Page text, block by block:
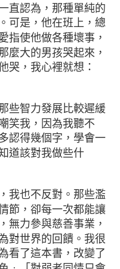
直認為，那種單純的
可是，他在班上，總
指使他做各種壞事，
麼大的男孩哭起來，
哭，我心裡就想：
些智力發展比較遲緩
笑我，因為我聽不
認得幾個字，學會一
道該對我做些什
我也不反對。那些濫
節，卻每一次都能讓
無力參與慈善事業，
對世界的回饋。我很
看了這本書，改變了